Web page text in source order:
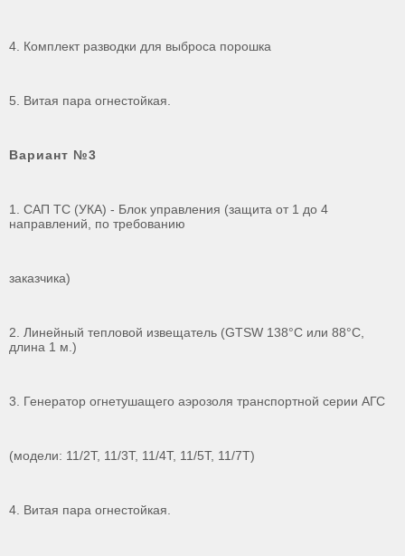
4. Комплект разводки для выброса порошка
5. Витая пара огнестойкая.
Вариант №3
1. САП ТС (УКА) - Блок управления (защита от 1 до 4
направлений, по требованию
заказчика)
2. Линейный тепловой извещатель (GTSW 138°C или 88°C,
длина 1 м.)
3. Генератор огнетушащего аэрозоля транспортной серии АГС
(модели: 11/2Т, 11/3Т, 11/4Т, 11/5Т, 11/7Т)
4. Витая пара огнестойкая.